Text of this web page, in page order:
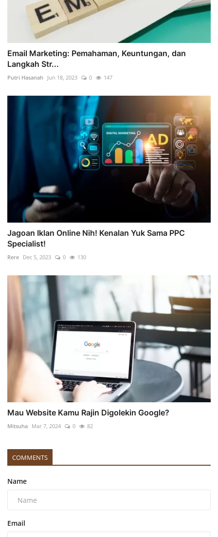
Email Marketing: Pemahaman, Keuntungan, dan
Langkah Str...
Putri Hasanah Jun 18, 2023 0 147
Jagoan Iklan Online Nih! Kenalan Yuk Sama PPC
Specialist!
Rere Dec 5, 2023 0 130
Mau Website Kamu Rajin Digolekin Google?
Mitsuha Mar 7, 2024 0 82
COMMENTS
Name
Email